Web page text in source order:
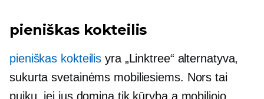
pieniškas kokteilis
pieniškas kokteilis yra „Linktree“ alternatyva,
sukurta svetainėms mobiliesiems. Nors tai
puiku, jei jus domina tik kūryba a mobiliojo